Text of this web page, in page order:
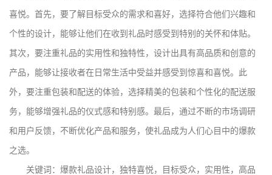
喜悦。首先，要了解目标受众的需求和喜好，选择符合他们兴趣和
个性的设计，能够让他们在收到礼品时感受到特别的关怀和体贴。
其次，要注重礼品的实用性和独特性，设计出具有高品质和创意的
产品，能够让接收者在日常生活中受益并感受到惊喜和喜悦。此
外，要注重包装和配送的体验，选择精美的包装和个性化的配送服
务，能够增强礼品的仪式感和特别感。最后，通过不断的市场调研
和用户反馈，不断优化产品和服务，使礼品成为人们心目中的爆款
之选。
关键词：爆款礼品设计，独特喜悦，目标受众，实用性，高品